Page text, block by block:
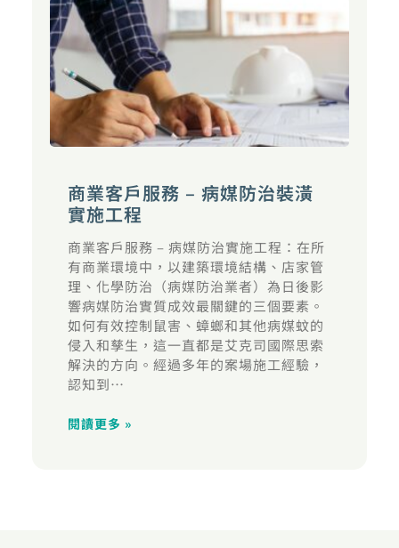
商業客戶服務 – 病媒防治裝潢
實施工程
商業客戶服務 – 病媒防治實施工程：在所
有商業環境中，以建築環境結構、店家管
理、化學防治（病媒防治業者）為日後影
響病媒防治實質成效最關鍵的三個要素。
如何有效控制鼠害、蟑螂和其他病媒蚊的
侵入和孳生，這一直都是艾克司國際思索
解決的方向。經過多年的案場施工經驗，
認知到…
閱讀更多 »